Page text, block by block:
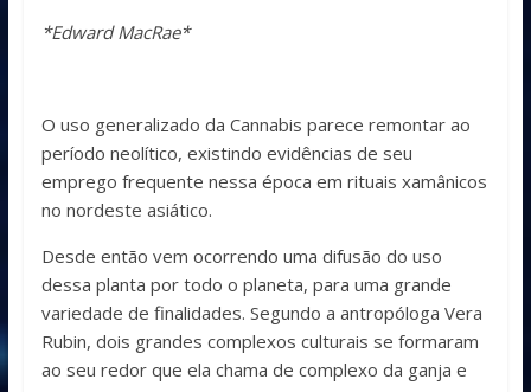
*Edward MacRae*
O uso generalizado da Cannabis parece remontar ao
período neolítico, existindo evidências de seu
emprego frequente nessa época em rituais xamânicos
no nordeste asiático.
Desde então vem ocorrendo uma difusão do uso
dessa planta por todo o planeta, para uma grande
variedade de finalidades. Segundo a antropóloga Vera
Rubin, dois grandes complexos culturais se formaram
ao seu redor que ela chama de complexo da ganja e